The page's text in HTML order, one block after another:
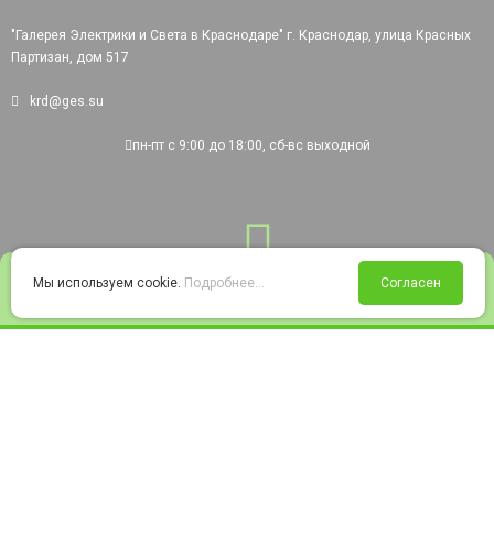
Войти Избранное Корзина
"Галерея Электрики и Света в Краснодаре" г. Краснодар, улица Красных
Партизан, дом 517
krd@ges.su
пн-пт с 9:00 до 18:00, сб-вс выходной
Мы используем cookie. Подробнее... Согласен